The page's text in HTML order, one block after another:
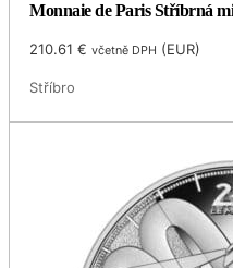
Monnaie de Paris Stříbrná
210.61€ včetně DPH (EUR)
Stříbro